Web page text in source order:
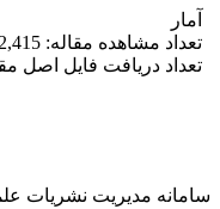
آمار
تعداد مشاهده مقاله: 2,415
تعداد دریافت فایل اصل مقاله:
سامانه مدیریت نشریات